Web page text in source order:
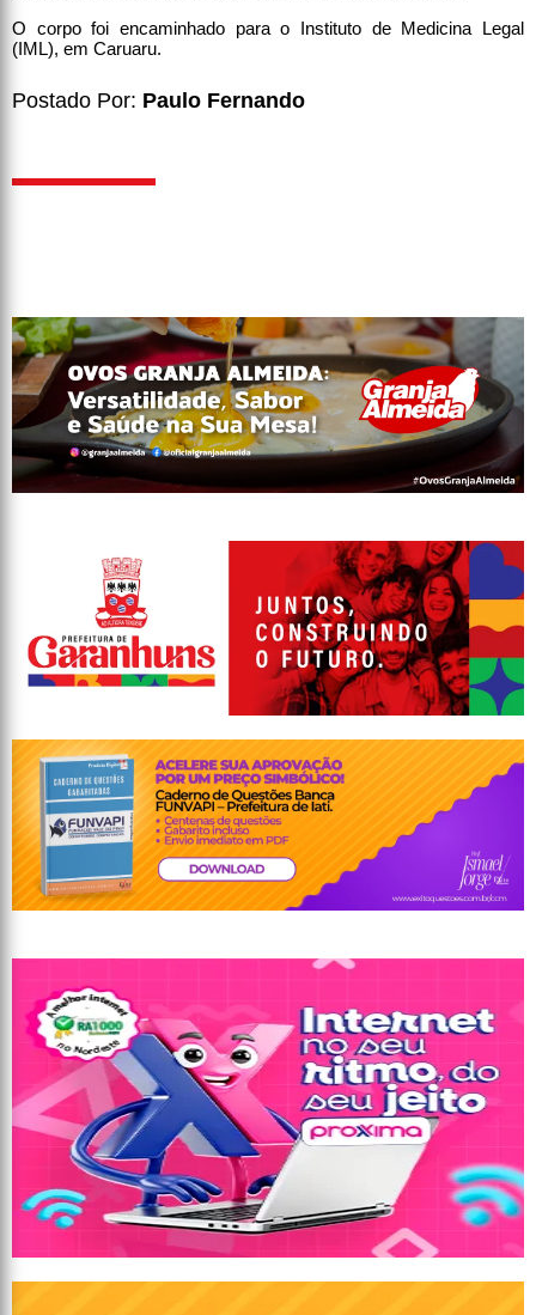
O corpo foi encaminhado para o Instituto de Medicina Legal
(IML), em Caruaru.
Postado Por: Paulo Fernando